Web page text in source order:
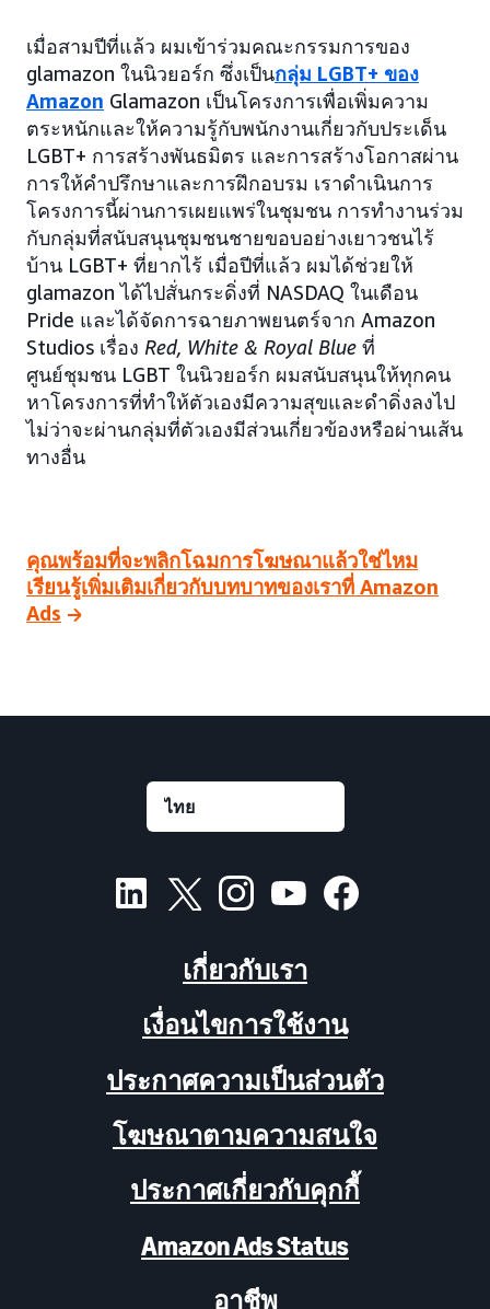
เมื่อสามปีที่แล้ว ผมเข้าร่วมคณะกรรมการของ
glamazon ในนิวยอร์ก ซึ่งเป็นกลุ่ม LGBT+ ของ
Amazon Glamazon เป็นโครงการเพื่อเพิ่มความ
ตระหนักและให้ความรู้กับพนักงานเกี่ยวกับประเด็น
LGBT+ การสร้างพันธมิตร และการสร้างโอกาสผ่าน
การให้คำปรึกษาและการฝึกอบรม เราดำเนินการ
โครงการนี้ผ่านการเผยแพร่ในชุมชน การทำงานร่วม
กับกลุ่มที่สนับสนุนชุมชนชายขอบอย่างเยาวชนไร้
บ้าน LGBT+ ที่ยากไร้ เมื่อปีที่แล้ว ผมได้ช่วยให้
glamazon ได้ไปสั่นกระดิ่งที่ NASDAQ ในเดือน
Pride และได้จัดการฉายภาพยนตร์จาก Amazon
Studios เรื่อง Red, White & Royal Blue ที่
ศูนย์ชุมชน LGBT ในนิวยอร์ก ผมสนับสนุนให้ทุกคน
หาโครงการที่ทำให้ตัวเองมีความสุขและดำดิ่งลงไป
ไม่ว่าจะผ่านกลุ่มที่ตัวเองมีส่วนเกี่ยวข้องหรือผ่านเส้น
ทางอื่น
คุณพร้อมที่จะพลิกโฉมการโฆษณาแล้วใช่ไหม
เรียนรู้เพิ่มเติมเกี่ยวกับบทบาทของเราที่ Amazon
Ads
เกี่ยวกับเรา
เงื่อนไขการใช้งาน
ประกาศความเป็นส่วนตัว
โฆษณาตามความสนใจ
ประกาศเกี่ยวกับคุกกี้
Amazon Ads Status
อาชีพ